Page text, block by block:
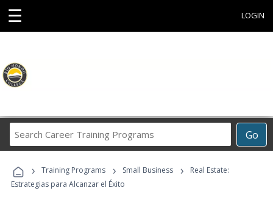
☰ LOGIN
Go
Career
Programs
› Training Programs › Small Business ›
Real Estate:
Estrategias para Alcanzar el Éxito